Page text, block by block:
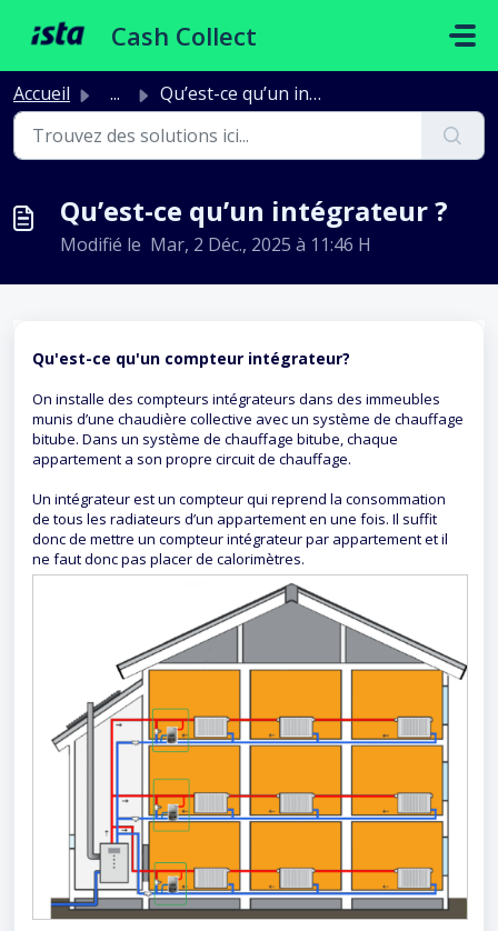
Cash Collect
Accueil ... Qu’est-ce qu’un intégrateur ?
Qu’est-ce qu’un intégrateur ?
Modifié le Mar, 2 Déc., 2025 à 11:46 H
Qu'est-ce qu'un compteur intégrateur?
On installe des compteurs intégrateurs dans des immeubles
munis d’une chaudière collective avec un système de chauffage
bitube. Dans un système de chauffage bitube, chaque
appartement a son propre circuit de chauffage.
Un intégrateur est un compteur qui reprend la consommation
de tous les radiateurs d’un appartement en une fois. Il suffit
donc de mettre un compteur intégrateur par appartement et il
ne faut donc pas placer de calorimètres.